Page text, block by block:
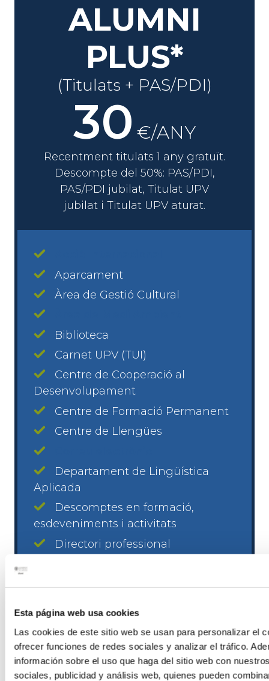
Esta página web usa cookies
Las cookies de este sitio web se usan para personalizar el
ofrecer funciones de redes sociales y analizar el tráfico.
información sobre el uso que haga del sitio web con
sociales, publicidad y análisis web, quienes pueden
ALUMNI
PLUS*
(Titulats + PAS/PDI)
30 €/ANY
Recentment titulats 1 any gratuït.
Descompte del 50%: PAS/PDI,
PAS/PDI jubilat, Titulat UPV
jubilat i Titulat UPV aturat.
Aparcament
Àrea de Gestió Cultural
Biblioteca
Carnet UPV (TUI)
Centre de Cooperació al
Desenvolupament
Centre de Formació Permanent
Centre de Llengües
Departament de Lingüística
Aplicada
Descomptes en formació,
esdeveniments i activitats
Directori professional
Descompto Soci Esports
Newsletter
Participació en activitats Alumni